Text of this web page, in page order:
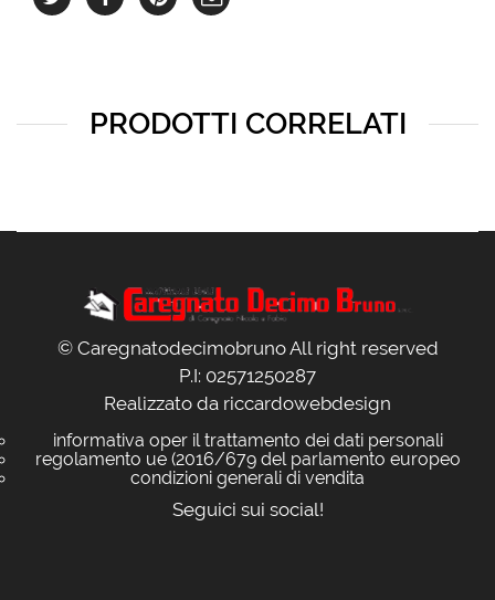
PRODOTTI CORRELATI
© Caregnatodecimobruno All right reserved
P.I: 02571250287
Realizzato da riccardowebdesign
informativa oper il trattamento dei dati personali
regolamento ue (2016/679 del parlamento europeo
condizioni generali di vendita
Seguici sui social!